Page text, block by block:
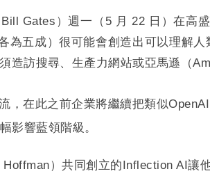
Gates）週一（5 月 22 日）在高
五成）很可能會創造出可以理解
訪搜尋、生產力網站或亞馬遜（
在此之前企業將繼續把類似
影響藍領階級。
）共同創立的Inflection AI讓